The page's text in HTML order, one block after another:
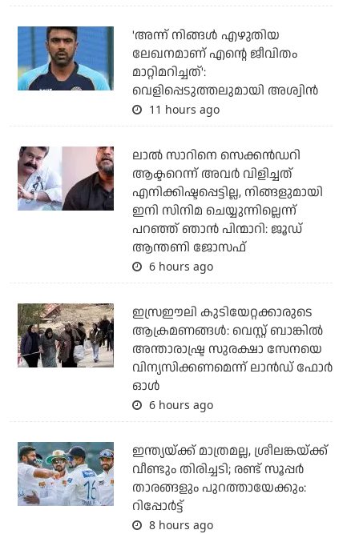
'അന്ന് നിങ്ങള്‍ എഴുതിയ
ലേഖനമാണ് എന്റെ ജീവിതം
മാറ്റിമറിച്ചത്':
വെളിപ്പെടുത്തലുമായി അശ്വിന്‍
11 hours ago
ലാല്‍ സാറിനെ സെക്കന്‍ഡറി
ആക്ടറെന്ന് അവര്‍ വിളിച്ചത്
എനിക്കിഷ്ടപ്പെട്ടില്ല, നിങ്ങളുമായി
ഇനി സിനിമ ചെയ്യുന്നില്ലെന്ന്
പറഞ്ഞ് ഞാന്‍ പിന്മാറി: ജൂഡ്
ആന്തണി ജോസഫ്
6 hours ago
ഇസ്രഈലി കുടിയേറ്റക്കാരുടെ
ആക്രമണങ്ങള്‍: വെസ്റ്റ് ബാങ്കില്‍
അന്താരാഷ്ട്ര സുരക്ഷാ സേനയെ
വിന്യസിക്കണമെന്ന് ലാന്‍ഡ് ഫോര്‍
ഓള്‍
6 hours ago
ഇന്ത്യയ്ക്ക് മാത്രമല്ല, ശ്രീലങ്കയ്ക്ക്
വീണ്ടും തിരിച്ചടി; രണ്ട് സൂപ്പര്‍
താരങ്ങളും പുറത്തായേക്കും:
റിപ്പോര്‍ട്ട്
8 hours ago